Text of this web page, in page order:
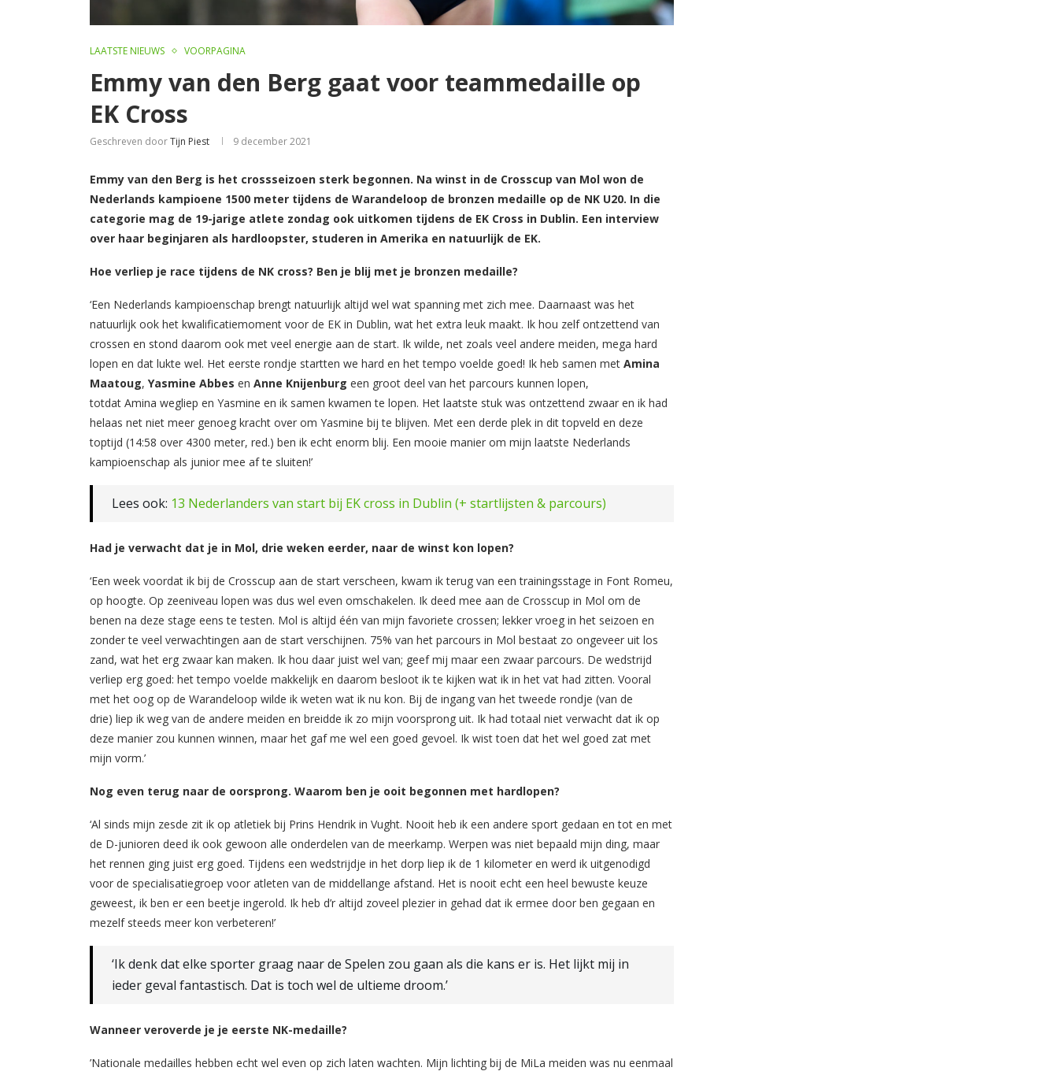
LAATSTE NIEUWS VOORPAGINA
Emmy van den Berg gaat voor teammedaille op
EK Cross
Geschreven doorTijn Piest 9 december 2021
Emmy van den Berg is het crossseizoen sterk begonnen. Na winst in de Crosscup van Mol won de
Nederlands kampioene 1500 meter tijdens de Warandeloop de bronzen medaille op de NK U20. In die
categorie mag de 19-jarige atlete zondag ook uitkomen tijdens de EK Cross in Dublin. Een interview
over haar beginjaren als hardloopster, studeren in Amerika en natuurlijk de EK.
Hoe verliep je race tijdens de NK cross? Ben je blij met je bronzen medaille?
‘Een Nederlands kampioenschap brengt natuurlijk altijd wel wat spanning met zich mee. Daarnaast was het
natuurlijk ook het kwalificatiemoment voor de EK in Dublin, wat het extra leuk maakt. Ik hou zelf ontzettend van
crossen en stond daarom ook met veel energie aan de start. Ik wilde, net zoals veel andere meiden, mega hard
lopen en dat lukte wel. Het eerste rondje startten we hard en het tempo voelde goed! Ik heb samen met Amina
Maatoug, Yasmine Abbes en Anne Knijenburg een groot deel van het parcours kunnen lopen,
totdat Amina wegliep en Yasmine en ik samen kwamen te lopen. Het laatste stuk was ontzettend zwaar en ik had
helaas net niet meer genoeg kracht over om Yasmine bij te blijven. Met een derde plek in dit topveld en deze
toptijd (14:58 over 4300 meter, red.) ben ik echt enorm blij. Een mooie manier om mijn laatste Nederlands
kampioenschap als junior mee af te sluiten!’
Lees ook: 13 Nederlanders van start bij EK cross in Dublin (+ startlijsten & parcours)
Had je verwacht dat je in Mol, drie weken eerder, naar de winst kon lopen?
‘Een week voordat ik bij de Crosscup aan de start verscheen, kwam ik terug van een trainingsstage in Font Romeu,
op hoogte. Op zeeniveau lopen was dus wel even omschakelen. Ik deed mee aan de Crosscup in Mol om de
benen na deze stage eens te testen. Mol is altijd één van mijn favoriete crossen; lekker vroeg in het seizoen en
zonder te veel verwachtingen aan de start verschijnen. 75% van het parcours in Mol bestaat zo ongeveer uit los
zand, wat het erg zwaar kan maken. Ik hou daar juist wel van; geef mij maar een zwaar parcours. De wedstrijd
verliep erg goed: het tempo voelde makkelijk en daarom besloot ik te kijken wat ik in het vat had zitten. Vooral
met het oog op de Warandeloop wilde ik weten wat ik nu kon. Bij de ingang van het tweede rondje (van de
drie) liep ik weg van de andere meiden en breidde ik zo mijn voorsprong uit. Ik had totaal niet verwacht dat ik op
deze manier zou kunnen winnen, maar het gaf me wel een goed gevoel. Ik wist toen dat het wel goed zat met
mijn vorm.’
Nog even terug naar de oorsprong. Waarom ben je ooit begonnen met hardlopen?
‘Al sinds mijn zesde zit ik op atletiek bij Prins Hendrik in Vught. Nooit heb ik een andere sport gedaan en tot en met
de D-junioren deed ik ook gewoon alle onderdelen van de meerkamp. Werpen was niet bepaald mijn ding, maar
het rennen ging juist erg goed. Tijdens een wedstrijdje in het dorp liep ik de 1 kilometer en werd ik uitgenodigd
voor de specialisatiegroep voor atleten van de middellange afstand. Het is nooit echt een heel bewuste keuze
geweest, ik ben er een beetje ingerold. Ik heb d’r altijd zoveel plezier in gehad dat ik ermee door ben gegaan en
mezelf steeds meer kon verbeteren!’
‘Ik denk dat elke sporter graag naar de Spelen zou gaan als die kans er is. Het lijkt mij in
ieder geval fantastisch. Dat is toch wel de ultieme droom.’
Wanneer veroverde je je eerste NK-medaille?
’Nationale medailles hebben echt wel even op zich laten wachten. Mijn lichting bij de MiLa meiden was nu eenmaal